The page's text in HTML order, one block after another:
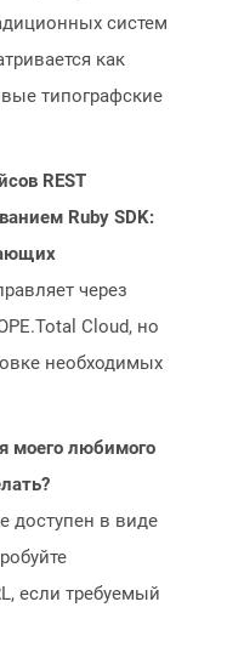
систем
как
типографские
REST
Ruby SDK:
через
Cloud, но
необходимых
моего любимого
доступен в виде
если требуемый